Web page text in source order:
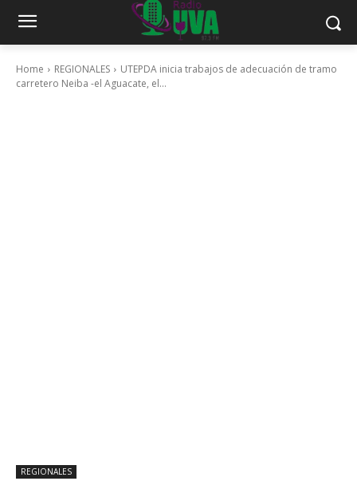
Home REGIONALES
UTEPDA inicia trabajos de adecuación de tramo
carretero Neiba -el Aguacate, el...
REGIONALES